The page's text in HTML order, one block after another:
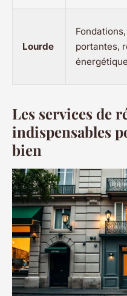
Lourde
portantes,
Les services de
indispensables
bien